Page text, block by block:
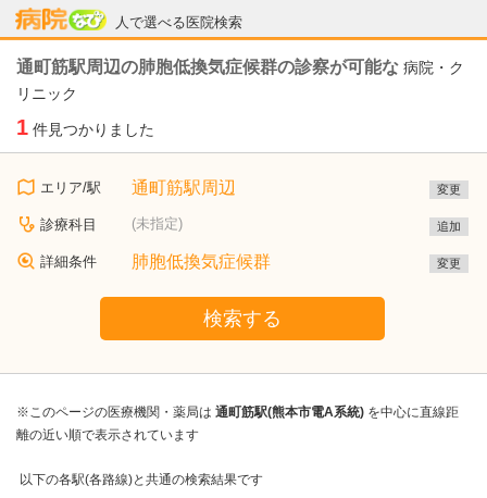
人で選べる医院検索
病院なび
通町筋駅周辺の肺胞低換気症候群の診察が可能な 病院・ク
リニック
1 件見つかりました
エリア/駅 通町筋駅周辺 変更
診療科目 (未指定) 追加
詳細条件 肺胞低換気症候群 変更
検索する
※このページの医療機関・薬局は 通町筋駅(熊本市電A系統) を中心に直線距
離の近い順で表示されています
以下の各駅(各路線)と共通の検索結果です